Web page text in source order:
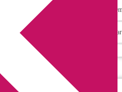
Författarfemman
Alkb news (II)